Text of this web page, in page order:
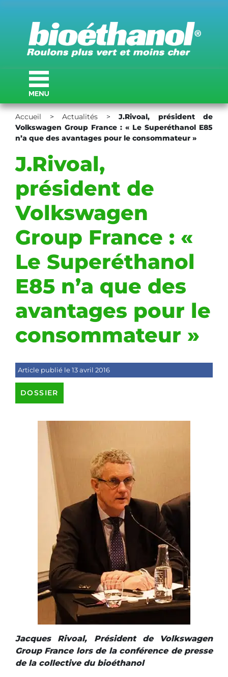
Accueil > Actualités > J.Rivoal, président de
Volkswagen Group France : « Le Superéthanol E85
n’a que des avantages pour le consommateur »
J.Rivoal,
président de
Volkswagen
Group France : «
Le Superéthanol
E85 n’a que des
avantages pour le
consommateur »
Article publié le 13 avril 2016
DOSSIER
Jacques Rivoal, Président de Volkswagen
Group France lors de la conférence de presse
de la collective du bioéthanol